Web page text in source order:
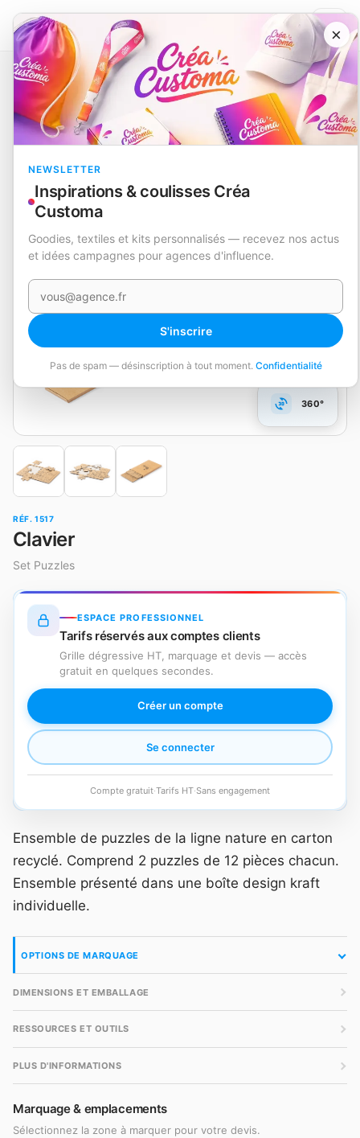
×
NEWSLETTER
Inspirations & coulisses Créa
Customa
Goodies, textiles et kits personnalisés — recevez nos actus
et idées campagnes pour agences d'influence.
Votre e-mail
S'inscrire
Pas de spam — désinscription à tout moment. Confidentialité
Catalogue Loisirs et divertissement Set Puzzles Clavier
EN STOCK
360°
RÉF. 1517
Clavier
Set Puzzles
ESPACE PROFESSIONNEL
Tarifs réservés aux comptes clients
Grille dégressive HT, marquage et devis — accès
gratuit en quelques secondes.
Créer un compte
Se connecter
Compte gratuit·Tarifs HT·Sans engagement
Ensemble de puzzles de la ligne nature en carton
recyclé. Comprend 2 puzzles de 12 pièces chacun.
Ensemble présenté dans une boîte design kraft
individuelle.
OPTIONS DE MARQUAGE
DIMENSIONS ET EMBALLAGE
RESSOURCES ET OUTILS
PLUS D'INFORMATIONS
Marquage & emplacements
Sélectionnez la zone à marquer pour votre devis.